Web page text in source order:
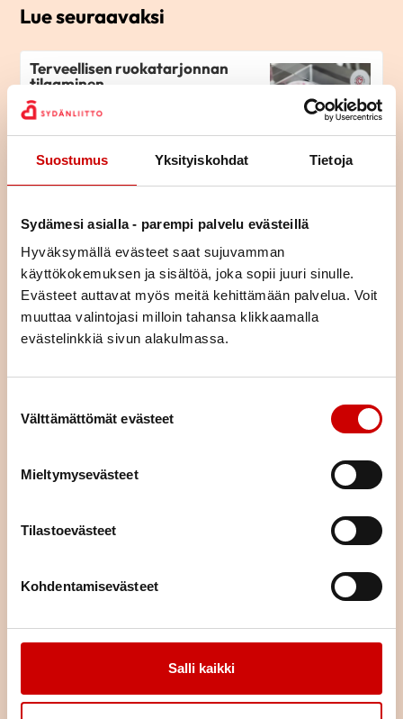
Suostumus Yksityiskohdat Tietoja
Sydämesi asialla - parempi palvelu evästeillä
Hyväksymällä evästeet saat sujuvamman
käyttökokemuksen ja sisältöä, joka sopii juuri sinulle.
Evästeet auttavat myös meitä kehittämään palvelua. Voit
muuttaa valintojasi milloin tahansa klikkaamalla
evästelinkkiä sivun alakulmassa.
Välttämättömät evästeet
Mieltymysevästeet
Tilastoevästeet
Kohdentamisevästeet
Salli kaikki
Lue seuraavaksi
Terveellisen ruokatarjonnan
tilaaminen
Ajankohtaista
2023
LUE ARTIKKELI
Ajankohtaista
ruokatoiminnasta helmikuu
2022
Yhdistyksen ruokatoiminnan
kehittäminen työkalun avulla